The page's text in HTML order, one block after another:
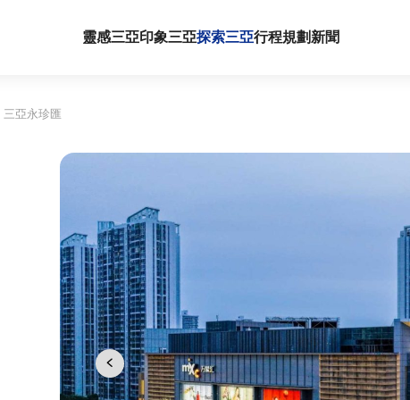
靈感三亞印象三亞探索三亞行程規劃新聞
三亞永珍匯